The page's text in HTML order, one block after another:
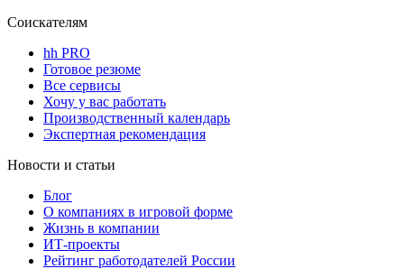
Соискателям
hh PRO
Готовое резюме
Все сервисы
Хочу у вас работать
Производственный календарь
Экспертная рекомендация
Новости и статьи
Блог
О компаниях в игровой форме
Жизнь в компании
ИТ-проекты
Рейтинг работодателей России